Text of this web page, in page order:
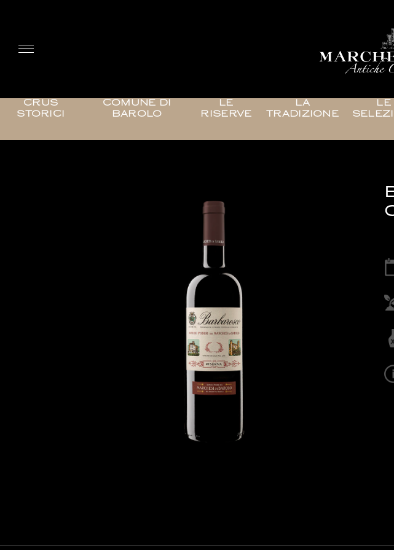
CRUS
STORICI
COMUNE DI
BAROLO
LE
RISERVE
LA
TRADIZIONE
LE